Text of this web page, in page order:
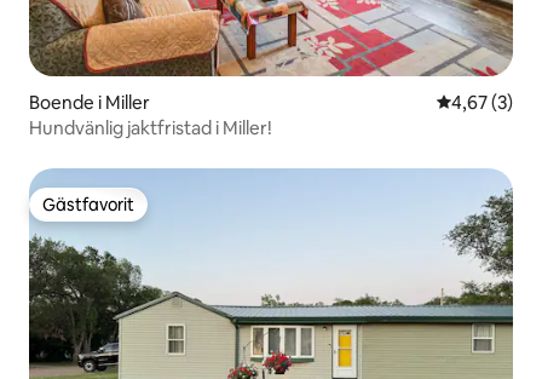
Boende i Miller 4,67 av 5 i
4,67 (3)
Hundvänlig jaktfristad i Miller!
Gästfavorit
Gästfavorit